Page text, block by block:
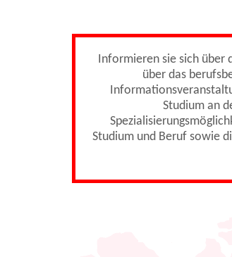
Informieren sie sich über
über das
Studium an
Studium und Beruf sowie